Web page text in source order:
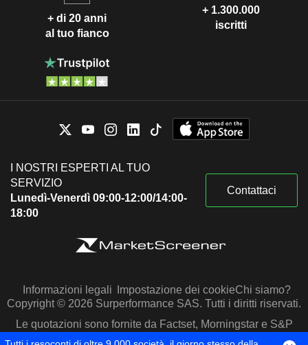
+ di 20 anni
al tuo fianco
+ 1.300.000
iscritti
I NOSTRI ESPERTI AL TUO
SERVIZIO
Lunedì-Venerdì 09:00-12:00/14:00-
18:00
Contattaci
Informazioni legali Impostazione dei cookieChi siamo?
Copyright © 2026 Surperformance SAS. Tutti i diritti riservati.
Le quotazioni sono fornite da Factset, Morningstar e S&P
Capital IQ